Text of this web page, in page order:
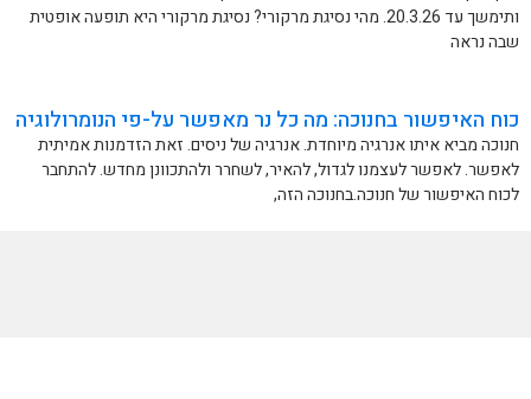
ותימשך עד 20.3.26. מהי נסיגת מרקורי? נסיגת מרקורי היא תופעה אופטית
שבה נראה
כוח האיפשור בחנוכה: מה כל נר מאפשר על-פי הנומרולוגיה
חנוכה מביא איתו אנרגיה מיוחדת. אנרגיה של ניסים. זאת הזדמנות אמיתית
לאפשר. לאפשר לעצמנו לגדול, להאיר, לשחרר ולהתכוונן מחדש. להתחבר
לכוח האיפשור של חנוכה.בחנוכה הזה,